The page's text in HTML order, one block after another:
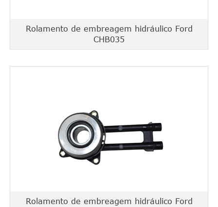
Rolamento de embreagem hidráulico Ford
CHB035
Rolamento de embreagem hidráulico Ford